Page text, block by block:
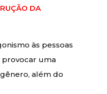
DA
às pessoas
provocar uma
além do